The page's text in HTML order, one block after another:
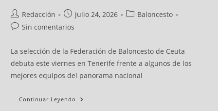
Redacción julio 24, 2026
Baloncesto
Sin comentarios
La selección de la Federación de Baloncesto de Ceuta
debuta este viernes en Tenerife frente a algunos de los
mejores equipos del panorama nacional
Continuar Leyendo